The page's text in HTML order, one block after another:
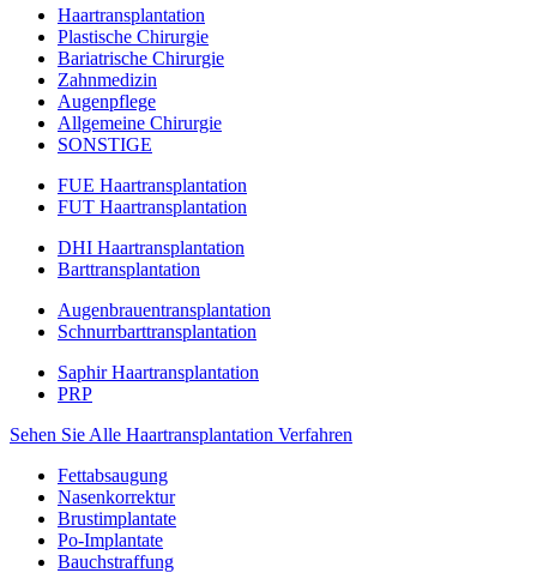
Haartransplantation
Plastische Chirurgie
Bariatrische Chirurgie
Zahnmedizin
Augenpflege
Allgemeine Chirurgie
SONSTIGE
FUE Haartransplantation
FUT Haartransplantation
DHI Haartransplantation
Barttransplantation
Augenbrauentransplantation
Schnurrbarttransplantation
Saphir Haartransplantation
PRP
Sehen Sie Alle Haartransplantation Verfahren
Fettabsaugung
Nasenkorrektur
Brustimplantate
Po-Implantate
Bauchstraffung